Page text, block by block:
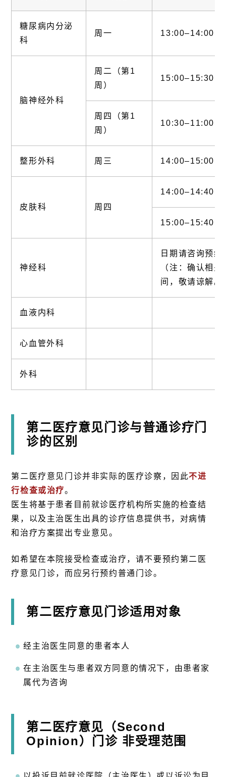
糖尿病内分泌
科
周一 13:00–14:00
脑神经外科
周二（第1
周）
15:00–15:30
周四（第1
周）
10:30–11:00
整形外科 周三 14:00–15:00
皮肤科 周四
14:00–14:40
15:00–15:40
神经科
日期请咨询预约
（注：确认相
间，敬请谅解。
血液内科
心血管外科
外科
第二医疗意见门诊与普通诊疗门
诊的区别
第二医疗意见门诊并非实际的医疗诊察，因此不进
行检查或治疗。
医生将基于患者目前就诊医疗机构所实施的检查结
果，以及主治医生出具的诊疗信息提供书，对病情
和治疗方案提出专业意见。
如希望在本院接受检查或治疗，请不要预约第二医
疗意见门诊，而应另行预约普通门诊。
第二医疗意见门诊适用对象
经主治医生同意的患者本人
在主治医生与患者双方同意的情况下，由患者家
属代为咨询
第二医疗意见（Second
Opinion）门诊 非受理范围